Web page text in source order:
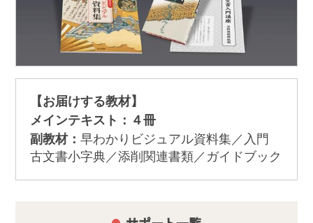
【お届けする教材】
メインテキスト：４冊
副教材： 早わかりビジュアル資料集／入門
古文書小字典／添削関連書類／ガイドブック